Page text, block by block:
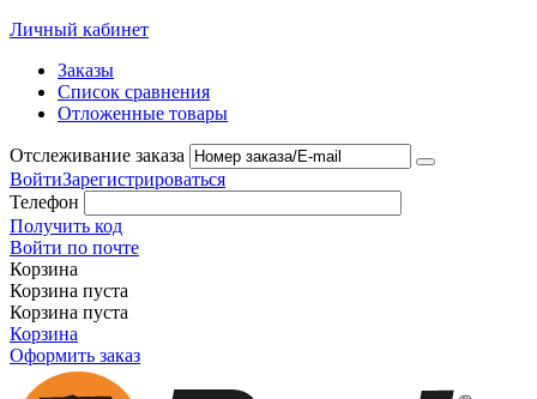
Личный кабинет
Заказы
Список сравнения
Отложенные товары
Отслеживание заказа
ВойтиЗарегистрироваться
Телефон
Получить код
Войти по почте
Корзина
Корзина пуста
Корзина пуста
Корзина
Оформить заказ